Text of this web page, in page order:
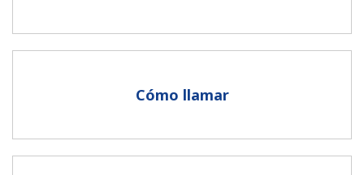
Al abrir una cuenta en este sitio web, estoy de acuerdo con
Cómo llamar